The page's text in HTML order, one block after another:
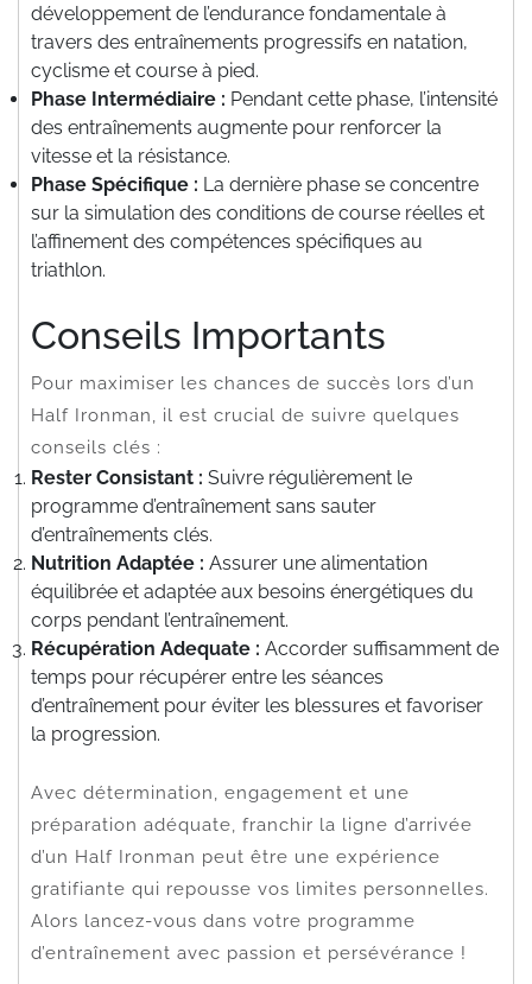
développement de l’endurance fondamentale à
travers des entraînements progressifs en natation,
cyclisme et course à pied.
Phase Intermédiaire : Pendant cette phase, l’intensité
des entraînements augmente pour renforcer la
vitesse et la résistance.
Phase Spécifique : La dernière phase se concentre
sur la simulation des conditions de course réelles et
l’affinement des compétences spécifiques au
triathlon.
Conseils Importants
Pour maximiser les chances de succès lors d’un
Half Ironman, il est crucial de suivre quelques
conseils clés :
Rester Consistant : Suivre régulièrement le
programme d’entraînement sans sauter
d’entraînements clés.
Nutrition Adaptée : Assurer une alimentation
équilibrée et adaptée aux besoins énergétiques du
corps pendant l’entraînement.
Récupération Adequate : Accorder suffisamment de
temps pour récupérer entre les séances
d’entraînement pour éviter les blessures et favoriser
la progression.
Avec détermination, engagement et une
préparation adéquate, franchir la ligne d’arrivée
d’un Half Ironman peut être une expérience
gratifiante qui repousse vos limites personnelles.
Alors lancez-vous dans votre programme
d’entraînement avec passion et persévérance !